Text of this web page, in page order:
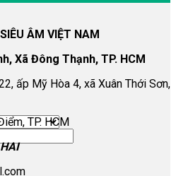
ÂM VIỆT NAM
Xã Đông Thạnh, TP. HCM
ấp Mỹ Hòa 4, xã Xuân Thới Sơn,
TP. HCM